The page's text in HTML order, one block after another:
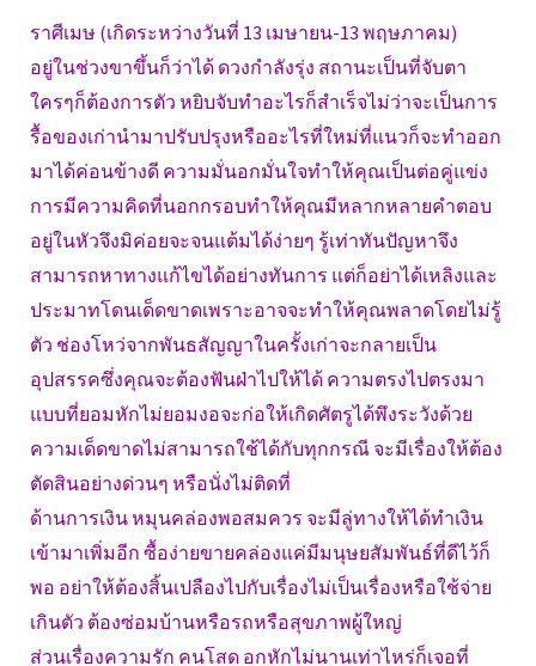
ราศีเมษ (เกิดระหว่างวันที่ 13 เมษายน-13 พฤษภาคม)
อยู่ในช่วงขาขึ้นก็ว่าได้ ดวงกำลังรุ่ง สถานะเป็นที่จับตา
ใครๆก็ต้องการตัว หยิบจับทำอะไรก็สำเร็จไม่ว่าจะเป็นการ
รื้อของเก่านำมาปรับปรุงหรืออะไรที่ใหม่ที่แนวก็จะทำออก
มาได้ค่อนข้างดี ความมั่นอกมั่นใจทำให้คุณเป็นต่อคู่แข่ง
การมีความคิดที่นอกกรอบทำให้คุณมีหลากหลายคำตอบ
อยู่ในหัวจึงมิค่อยจะจนแต้มได้ง่ายๆ รู้เท่าทันปัญหาจึง
สามารถหาทางแก้ไขได้อย่างทันการ แต่ก็อย่าได้เหลิงและ
ประมาทโดนเด็ดขาดเพราะอาจจะทำให้คุณพลาดโดยไม่รู้
ตัว ช่องโหว่จากพันธสัญญาในครั้งเก่าจะกลายเป็น
อุปสรรคซึ่งคุณจะต้องฟันฝ่าไปให้ได้ ความตรงไปตรงมา
แบบที่ยอมหักไม่ยอมงอจะก่อให้เกิดศัตรูได้พึงระวังด้วย
ความเด็ดขาดไม่สามารถใช้ได้กับทุกกรณี จะมีเรื่องให้ต้อง
ตัดสินอย่างด่วนๆ หรือนั่งไม่ติดที่
ด้านการเงิน หมุนคล่องพอสมควร จะมีลู่ทางให้ได้ทำเงิน
เข้ามาเพิ่มอีก ซื้อง่ายขายคล่องแค่มีมนุษยสัมพันธ์ที่ดีไว้ก็
พอ อย่าให้ต้องสิ้นเปลืองไปกับเรื่องไม่เป็นเรื่องหรือใช้จ่าย
เกินตัว ต้องซ่อมบ้านหรือรถหรือสุขภาพผู้ใหญ่
ส่วนเรื่องความรัก คนโสด อกหักไม่นานเท่าไหร่ก็เจอที่